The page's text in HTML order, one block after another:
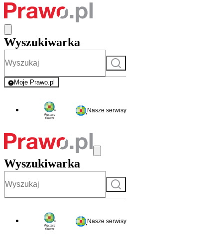
Wyszukiwarka
Szukaj
Moje Prawo.pl
- rejestracja i logowanie do serwisu
Nasze serwisy
Wyszukiwarka
Szukaj
Nasze serwisy